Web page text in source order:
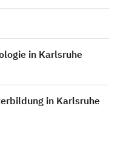
in Karlsruhe
in Karlsruhe